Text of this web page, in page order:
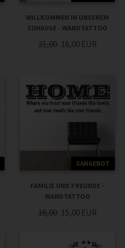
WILLKOMMEN IN UNSEREM
ZUHAUSE - WANDTATTOO
21,00 18,00 EUR
SANGEBOT
FAMILIE UND FREUNDE -
WANDTATTOO
18,00 15,00 EUR